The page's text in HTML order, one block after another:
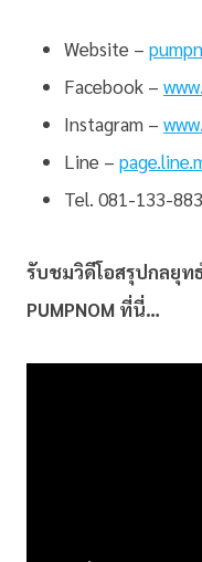
Website –
Facebook –
Instagram –
Line –
Tel. 081-133-883
รับชมวิดีโอสรุปกลยุท
PUMPNOM ที่นี่…